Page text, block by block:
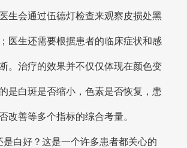
生会通过伍德灯检查来观察皮损处黑
医生还需要根据患者的临床症状和感
。治疗的效果并不仅仅体现在颜色变
是白斑是否缩小，色素是否恢复，患
改善等多个指标的综合考量。
是白好？这是一个许多患者都关心的